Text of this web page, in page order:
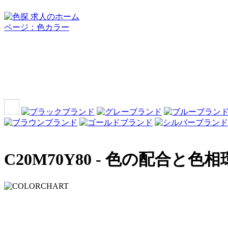
C20M70Y80 - 色の配合と色相